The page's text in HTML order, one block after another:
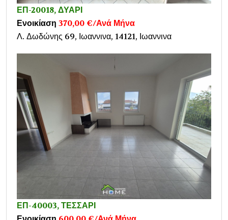
ΕΠ-20018, ΔΥΑΡΙ
Ενοικίαση 370,00 €/Ανά Μήνα
Λ. Δωδώνης 69, Ιωαννινα, 14121, Ιωαννινα
ΕΠ-40003, ΤΕΣΣΑΡΙ